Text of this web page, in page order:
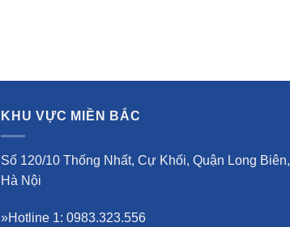
KHU VỰC MIỀN BẮC
Số 120/10 Thống Nhất, Cự Khối, Quận Long Biên,
Hà Nội
»Hotline 1: 0983.323.556